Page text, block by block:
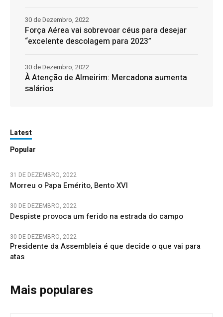
Força Aérea vai sobrevoar céus para desejar
“excelente descolagem para 2023”
30 de Dezembro, 2022
À Atenção de Almeirim: Mercadona aumenta
salários
30 de Dezembro, 2022
Latest
Popular
31 DE DEZEMBRO, 2022
Morreu o Papa Emérito, Bento XVI
30 DE DEZEMBRO, 2022
Despiste provoca um ferido na estrada do campo
30 DE DEZEMBRO, 2022
Presidente da Assembleia é que decide o que vai para
atas
Mais populares